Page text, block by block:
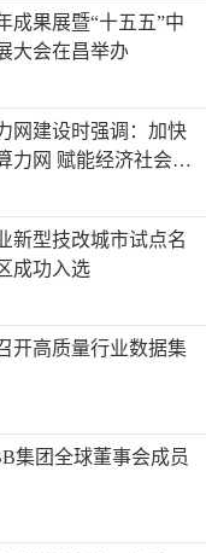
成果展暨“十五五”中
大会在昌举办
网建设时强调：加快
力网 赋能经济社会高
新型技改城市试点名
成功入选
开高质量行业数据集
集团全球董事会成员